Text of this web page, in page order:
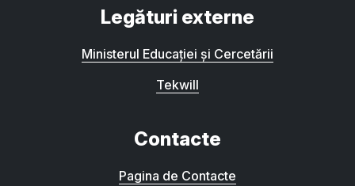
Legături externe
Ministerul Educației și Cercetării
Tekwill
Contacte
Pagina de Contacte